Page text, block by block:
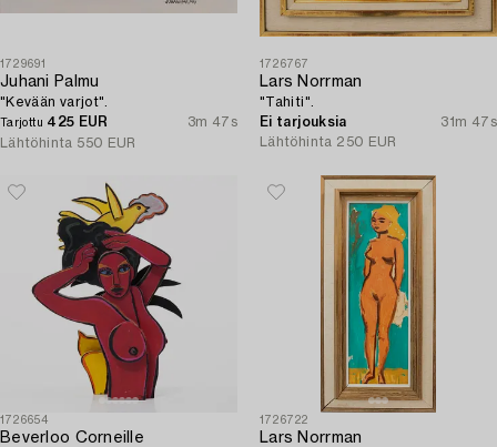
1729691
Juhani Palmu
"Kevään varjot".
Tarjottu 425 EUR
3m 47s
Lähtöhinta 550 EUR
1726767
Lars Norrman
"Tahiti".
Ei tarjouksia
31m 47s
Lähtöhinta 250 EUR
1726654
Beverloo Corneille
1726722
Lars Norrman